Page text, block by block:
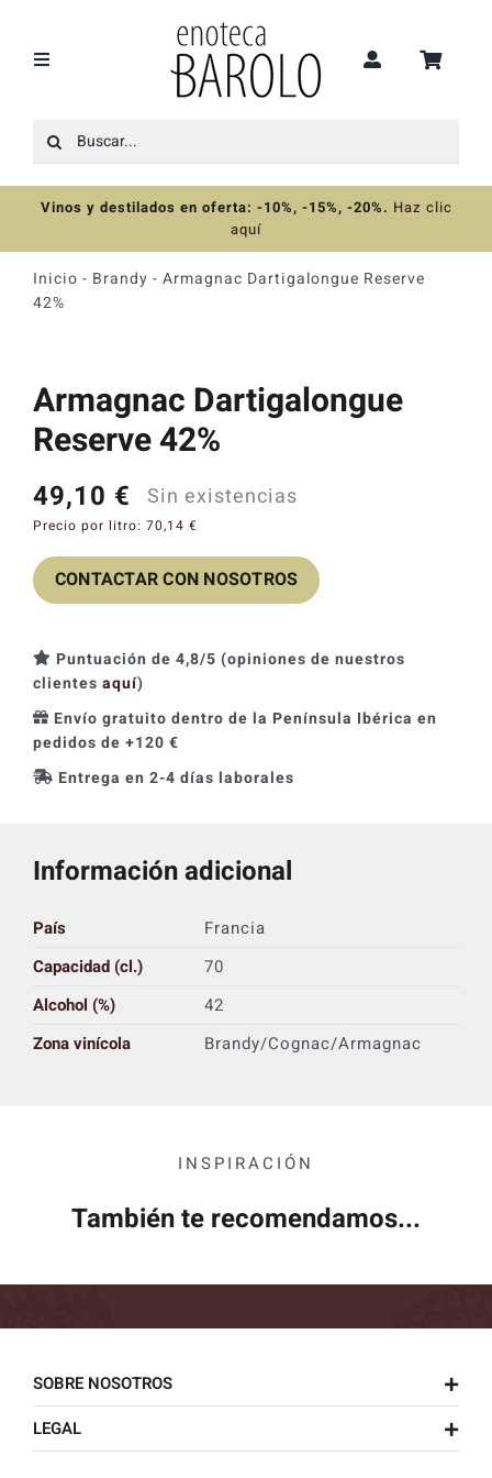
contenido
Toggle
Recomendaciones
Ofertas
Colecciones
Destilados
Catas y Actividades
Buscar:
Vinos y destilados en oferta: -10%, -15%, -20%. Haz clic
aquí
Inicio - Brandy - Armagnac Dartigalongue Reserve
42%
Armagnac Dartigalongue
Reserve 42%
49,10 € Sin existencias
Precio por litro: 70,14 €
CONTACTAR CON NOSOTROS
Puntuación de 4,8/5 (opiniones de nuestros
clientes aquí)
Envío gratuito dentro de la Península Ibérica en
pedidos de +120 €
Entrega en 2-4 días laborales
Información adicional
País
Francia
Capacidad (cl.)
70
Alcohol (%)
42
Zona vinícola
Brandy/Cognac/Armagnac
INSPIRACIÓN
También te recomendamos...
SOBRE NOSOTROS
LEGAL